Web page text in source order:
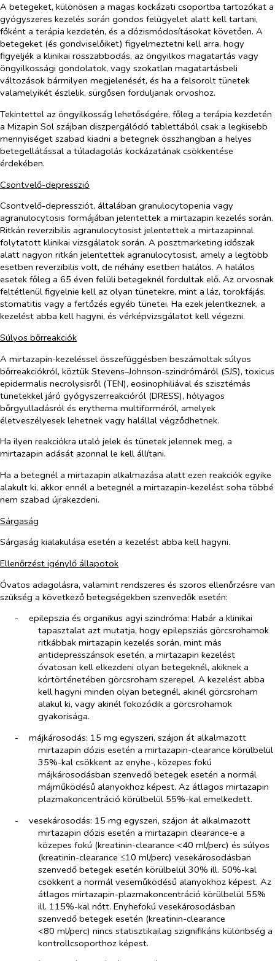
A betegeket, különösen a magas kockázati csoportba tartozókat a
gyógyszeres kezelés során gondos felügyelet alatt kell tartani,
főként a terápia kezdetén, és a dózismódosításokat követően. A
betegeket (és gondviselőiket) figyelmeztetni kell arra, hogy
figyeljék a klinikai rosszabbodás, az öngyilkos magatartás vagy
öngyilkossági gondolatok, vagy szokatlan magatartásbeli
változások bármilyen megjelenését, és ha a felsorolt tünetek
valamelyikét észlelik, sürgősen forduljanak orvoshoz.
Tekintettel az öngyilkosság lehetőségére, főleg a terápia kezdetén
a Mizapin Sol szájban diszpergálódó tablettából csak a legkisebb
mennyiséget szabad kiadni a betegnek összhangban a helyes
betegellátással a túladagolás kockázatának csökkentése
érdekében.
Csontvelő-depresszió
Csontvelő-depressziót, általában granulocytopenia vagy
agranulocytosis formájában jelentettek a mirtazapin kezelés során.
Ritkán reverzibilis agranulocytosist jelentettek a mirtazapinnal
folytatott klinikai vizsgálatok során. A posztmarketing időszak
alatt nagyon ritkán jelentettek agranulocytosist, amely a legtöbb
esetben reverzibilis volt, de néhány esetben halálos. A halálos
esetek főleg a 65 éven felüli betegeknél fordultak elő. Az orvosnak
feltétlenül figyelnie kell az olyan tünetekre, mint a láz, torokfájás,
stomatitis vagy a fertőzés egyéb tünetei. Ha ezek jelentkeznek, a
kezelést abba kell hagyni, és vérképvizsgálatot kell végezni.
Súlyos bőrreakciók
A mirtazapin-kezeléssel összefüggésben beszámoltak súlyos
bőrreakciókról, köztük Stevens–Johnson-szindrómáról (SJS), toxicus
epidermalis necrolysisről (TEN), eosinophiliával és szisztémás
tünetekkel járó gyógyszerreakcióról (DRESS), hólyagos
bőrgyulladásról és erythema multiforméról, amelyek
életveszélyesek lehetnek vagy halállal végződhetnek.
Ha ilyen reakciókra utaló jelek és tünetek jelennek meg, a
mirtazapin adását azonnal le kell állítani.
Ha a betegnél a mirtazapin alkalmazása alatt ezen reakciók egyike
alakult ki, akkor ennél a betegnél a mirtazapin-kezelést soha többé
nem szabad újrakezdeni.
Sárgaság
Sárgaság kialakulása esetén a kezelést abba kell hagyni.
Ellenőrzést igénylő állapotok
Óvatos adagolásra, valamint rendszeres és szoros ellenőrzésre van
szükség a következő betegségekben szenvedők esetén:
-​
epilepszia és organikus agyi szindróma: Habár a klinikai
tapasztalat azt mutatja, hogy epilepsziás görcsrohamok
ritkábbak mirtazapin kezelés során, mint más
antidepresszánsok esetén, a mirtazapin kezelést
óvatosan kell elkezdeni olyan betegeknél, akiknek a
kórtörténetében görcsroham szerepel. A kezelést abba
kell hagyni minden olyan betegnél, akinél görcsroham
alakul ki, vagy akinél fokozódik a görcsrohamok
gyakorisága.
-​
májkárosodás: 15 mg egyszeri, szájon át alkalmazott
mirtazapin dózis esetén a mirtazapin-clearance körülbelül
35%-kal csökkent az enyhe-, közepes fokú
májkárosodásban szenvedő betegek esetén a normál
májműködésű alanyokhoz képest. Az átlagos mirtazapin
plazmakoncentráció körülbelül 55%-kal emelkedett.
-​
vesekárosodás: 15 mg egyszeri, szájon át alkalmazott
mirtazapin dózis esetén a mirtazapin clearance-e a
közepes fokú (kreatinin-clearance <40 ml/perc) és súlyos
(kreatinin-clearance ≤10 ml/perc) vesekárosodásban
szenvedő betegek esetén körülbelül 30% ill. 50%-kal
csökkent a normál veseműködésű alanyokhoz képest. Az
átlagos mirtazapin-plazmakoncentráció körülbelül 55%
ill. 115%-kal nőtt. Enyhefokú vesekárosodásban
szenvedő betegek esetén (kreatinin-clearance
<80 ml/perc) nincs statisztikailag szignifikáns különbség a
kontrollcsoporthoz képest.